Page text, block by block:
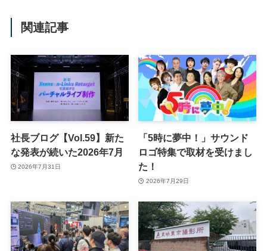
関連記事
社長ブログ【Vol.59】新た
な発表が続いた2026年7月
2026年7月31日
「5時に夢中！」サウンド
ロゴ特集で取材を受けまし
た！
2026年7月29日